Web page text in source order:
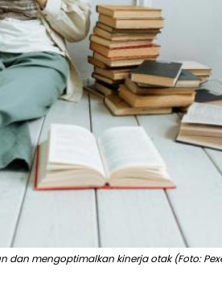
dan mengoptimalkan kinerja otak (Foto: